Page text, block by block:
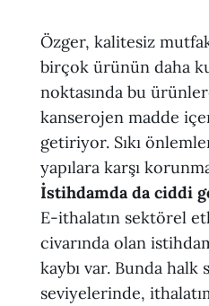
Özger, kalitesiz
birçok ürünün daha
noktasında bu
kanserojen madde
getiriyor. Sıkı
yapılara karşı
İstihdamda da ciddi
E-ithalatın sektörel
civarında olan
kaybı var. Bunda halk
seviyelerinde,